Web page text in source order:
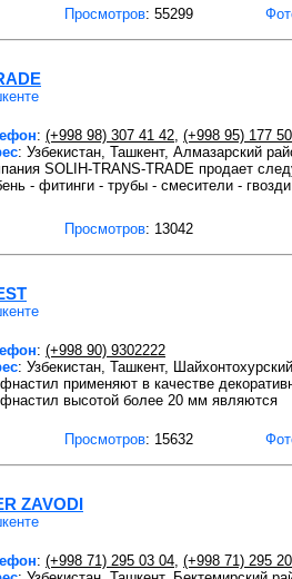
Просмотров: 55299
: (+998 98) 307 41 42, (+998 95) 177
: Узбекистан, Ташкент, Алмазарский
SOLIH-TRANS-TRADE продает
- фитинги - трубы - смесители -
Просмотров: 13042
: (+998 90) 9302222
: Узбекистан, Ташкент,
применяют в качестве
высотой более 20 мм являются
Просмотров: 15632
ZAVODI
: (+998 71) 295 03 04, (+998 71) 295